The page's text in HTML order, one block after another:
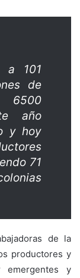
a 101
de
año
y hoy
71
de la
productores y
emergentes y